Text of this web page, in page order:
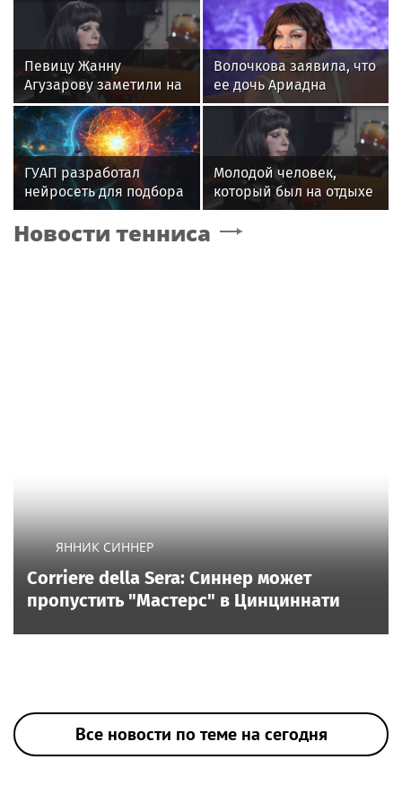
Певицу Жанну
Агузарову заметили на
отдыхе в загородном
отеле с 22-летним
другом
Волочкова заявила, что
ее дочь Ариадна
«совершила глупость»,
взяв фамилию мужа
ГУАП разработал
нейросеть для подбора
обуви по фото стопы
Молодой человек,
который был на отдыхе
с Агузаровой, опроверг
роман с певицей
Новости тенниса
ЯННИК СИННЕР
Corriere della Sera: Синнер может
пропустить "Мастерс" в Цинциннати
Все новости по теме на сегодня